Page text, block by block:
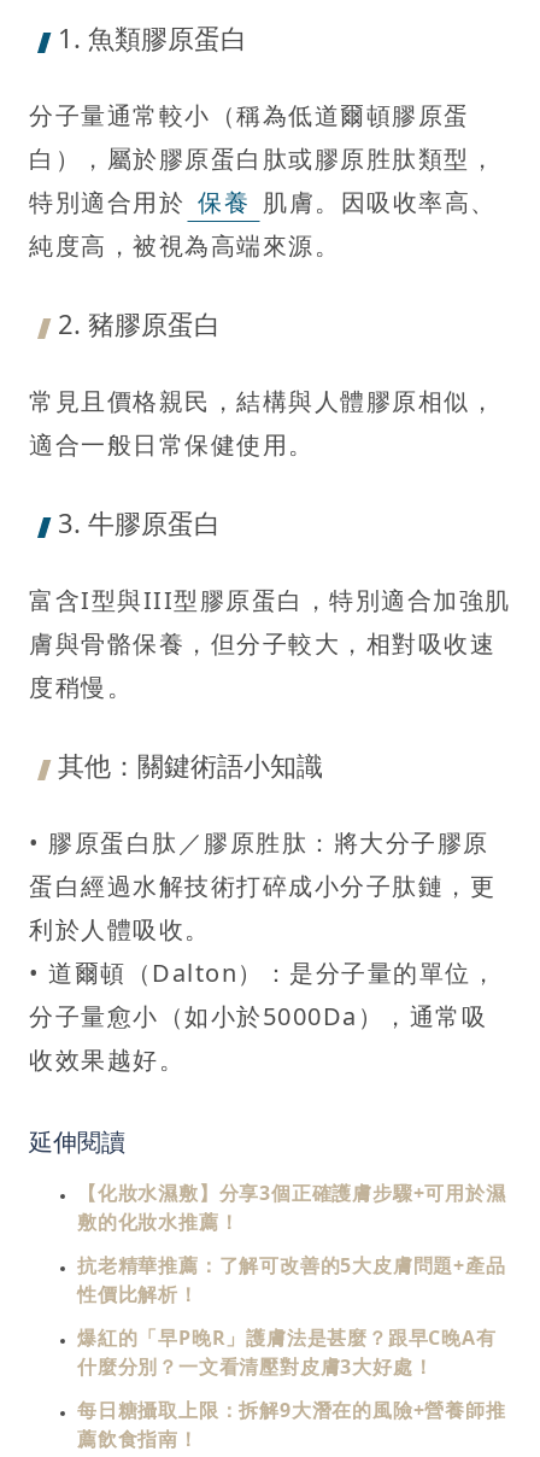
1. 魚類膠原蛋白
分子量通常較小（稱為低道爾頓膠原蛋
白），屬於膠原蛋白肽或膠原胜肽類型，
特別適合用於 保養 肌膚。因吸收率高、
純度高，被視為高端來源。
2. 豬膠原蛋白
常見且價格親民，結構與人體膠原相似，
適合一般日常保健使用。
3. 牛膠原蛋白
富含I型與III型膠原蛋白，特別適合加強肌
膚與骨骼保養，但分子較大，相對吸收速
度稍慢。
其他：關鍵術語小知識
• 膠原蛋白肽／膠原胜肽：將大分子膠原
蛋白經過水解技術打碎成小分子肽鏈，更
利於人體吸收。
• 道爾頓（Dalton）：是分子量的單位，
分子量愈小（如小於5000Da），通常吸
收效果越好。
延伸閱讀
【化妝水濕敷】分享3個正確護膚步驟+可用於濕
敷的化妝水推薦！
抗老精華推薦：了解可改善的5大皮膚問題+產品
性價比解析！
爆紅的「早P晚R」護膚法是甚麼？跟早C晚A有
什麼分別？一文看清壓對皮膚3大好處！
每日糖攝取上限：拆解9大潛在的風險+營養師推
薦飲食指南！